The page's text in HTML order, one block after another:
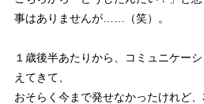
事はありませんが……（笑）。
１歳後半あたりから、コミュニケー
えてきて、
おそらく今まで発せなかったけれど